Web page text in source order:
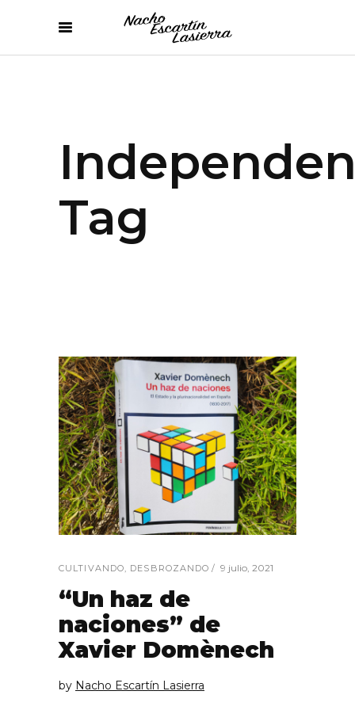
Tag
CULTIVANDO, DESBROZANDO 9 julio, 2021
“Un haz de
naciones” de
Xavier Domènech
by Nacho Escartín Lasierra